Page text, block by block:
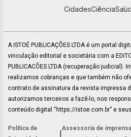
CidadesCiência
A ISTOÉ PUBLICAÇÕES LTDA é um portal
vinculação editorial e societária com a
PUBLICACÕES LTDA (recuperação judicial).
realizamos cobranças e que também não
contrato de assinatura da revista impressa
autorizamos terceiros a fazê-lo, nos
conteúdo digital “https://istoe.com.br” e
Política de
Assessoria de